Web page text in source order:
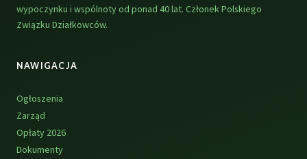
wypoczynku i wspólnoty od ponad 40 lat. Członek Polskiego
Związku Działkowców.
NAWIGACJA
Ogłoszenia
Zarząd
Opłaty 2026
Dokumenty